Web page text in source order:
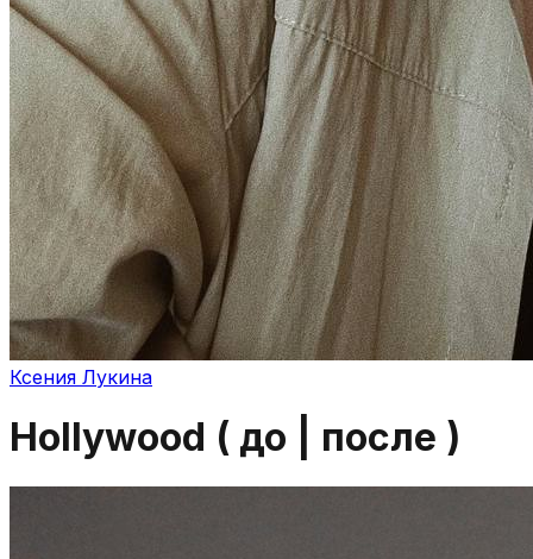
Ксения Лукина
Hollywood ( до | после )